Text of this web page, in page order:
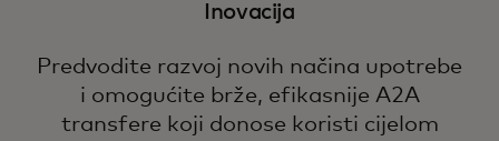
Inovacija
Predvodite razvoj novih načina upotrebe
i omogućite brže, efikasnije A2A
transfere koji donose koristi cijelom